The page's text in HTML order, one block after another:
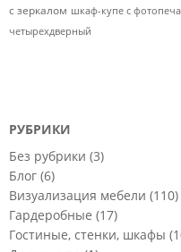
с зеркалом шкаф-купе с
четырехдверный
РУБРИКИ
Без рубрики (3)
Блог (6)
Визуализация мебели (110)
Гардеробные (17)
Гостиные, стенки, шкафы